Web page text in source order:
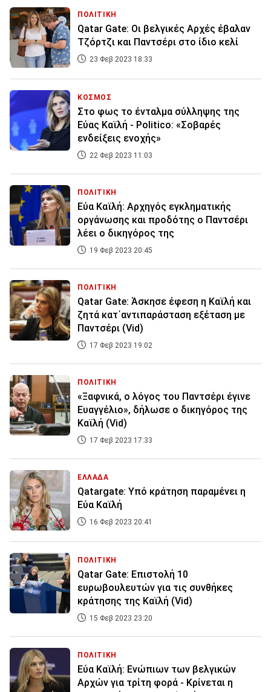
ΠΟΛΙΤΙΚΗ
Qatar Gate: Οι βελγικές Αρχές έβαλαν
Τζόρτζι και Παντσέρι στο ίδιο κελί
23 Φεβ 2023 18:33
ΚΟΣΜΟΣ
Στο φως το ένταλμα σύλληψης της
Εύας Καϊλή - Politico: «Σοβαρές
ενδείξεις ενοχής»
22 Φεβ 2023 11:03
ΠΟΛΙΤΙΚΗ
Εύα Καϊλή: Αρχηγός εγκληματικής
οργάνωσης και προδότης ο Παντσέρι
λέει ο δικηγόρος της
19 Φεβ 2023 20:45
ΠΟΛΙΤΙΚΗ
Qatar Gate: Άσκησε έφεση η Καϊλή και
ζητά κατ΄αντιπαράσταση εξέταση με
Παντσέρι (Vid)
17 Φεβ 2023 19:02
ΠΟΛΙΤΙΚΗ
«Ξαφνικά, ο λόγος του Παντσέρι έγινε
Ευαγγέλιο», δήλωσε ο δικηγόρος της
Καϊλή (Vid)
17 Φεβ 2023 17:33
ΕΛΛΑΔΑ
Qatargate: Υπό κράτηση παραμένει η
Εύα Καϊλή
16 Φεβ 2023 20:41
ΠΟΛΙΤΙΚΗ
Qatar Gate: Επιστολή 10
ευρωβουλευτών για τις συνθήκες
κράτησης της Καϊλή (Vid)
15 Φεβ 2023 23:20
ΠΟΛΙΤΙΚΗ
Εύα Καϊλή: Ενώπιων των βελγικών
Αρχών για τρίτη φορά - Κρίνεται η